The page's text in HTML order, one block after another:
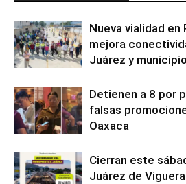
Nueva vialidad en
mejora
Juárez y
Detienen a 8 por
falsas
Oaxaca
Cierran este
Juárez de